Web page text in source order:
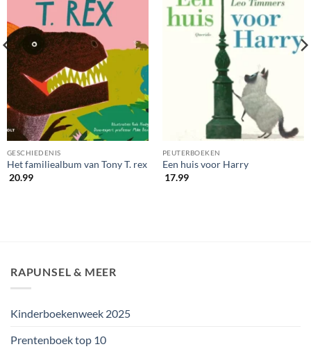
GESCHIEDENIS
Het familiealbum van Tony T. rex
20.99
PEUTERBOEKEN
Een huis voor Harry
17.99
RAPUNSEL & MEER
Kinderboekenweek 2025
Prentenboek top 10